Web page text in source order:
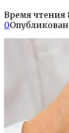
Время чтения
0